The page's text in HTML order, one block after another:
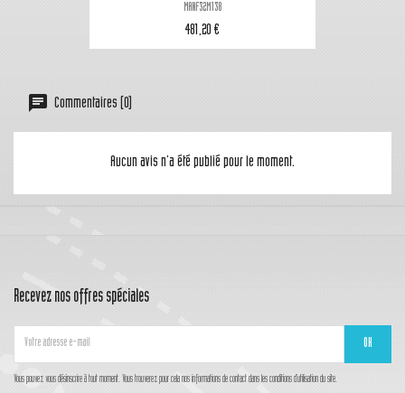
MANF32M138
481,20 €
Commentaires (0)
Aucun avis n'a été publié pour le moment.
Recevez nos offres spéciales
Vous pouvez vous désinscrire à tout moment. Vous trouverez pour cela nos informations de contact dans les conditions d'utilisation du site.